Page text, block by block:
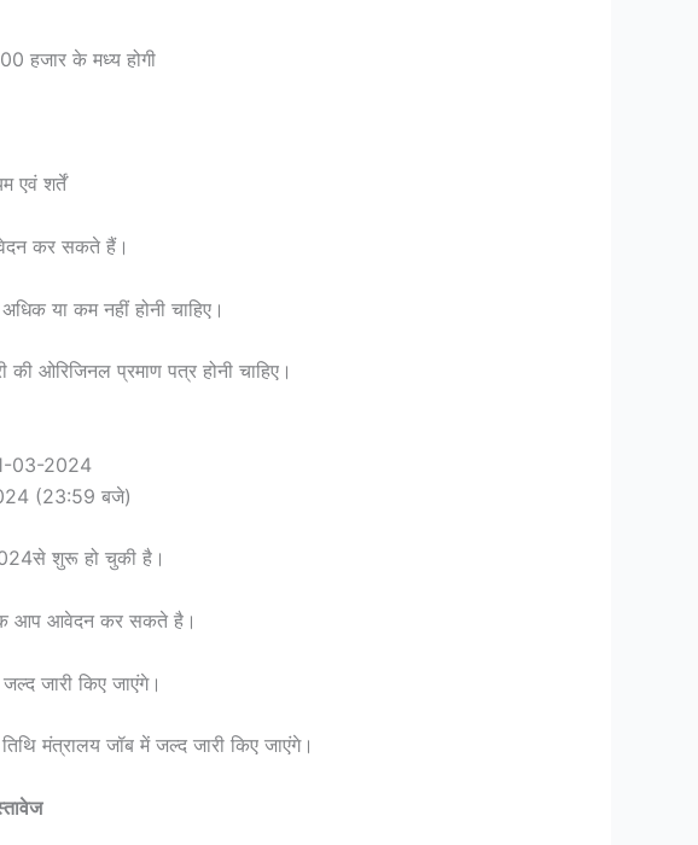
हजार के मध्य होगी
एवं शर्तें
कर सकते हैं।
या कम नहीं होनी चाहिए।
ओरिजिनल प्रमाण पत्र होनी चाहिए।
03-2024
(23:59 बजे)
शुरू हो चुकी है।
आप आवेदन कर सकते है।
जारी किए जाएंगे।
तिथि मंत्रालय जॉब में जल्द जारी किए जाएंगे।